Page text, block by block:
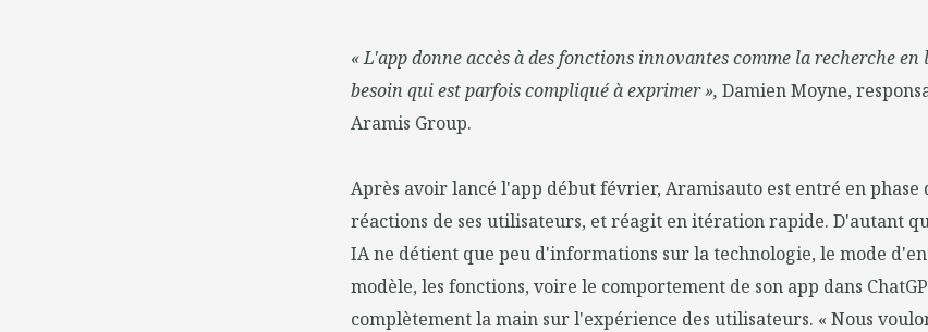
« L'app donne accès à des fonctions innovantes comme la recherche
besoin qui est parfois compliqué à exprimer », Damien Moyne,
Aramis Group.
Après avoir lancé l'app début février, Aramisauto est entré en phase
réactions de ses utilisateurs, et réagit en itération rapide. D'autant
IA ne détient que peu d'informations sur la technologie, le mode
modèle, les fonctions, voire le comportement de son app dans
complètement la main sur l'expérience des utilisateurs. « Nous